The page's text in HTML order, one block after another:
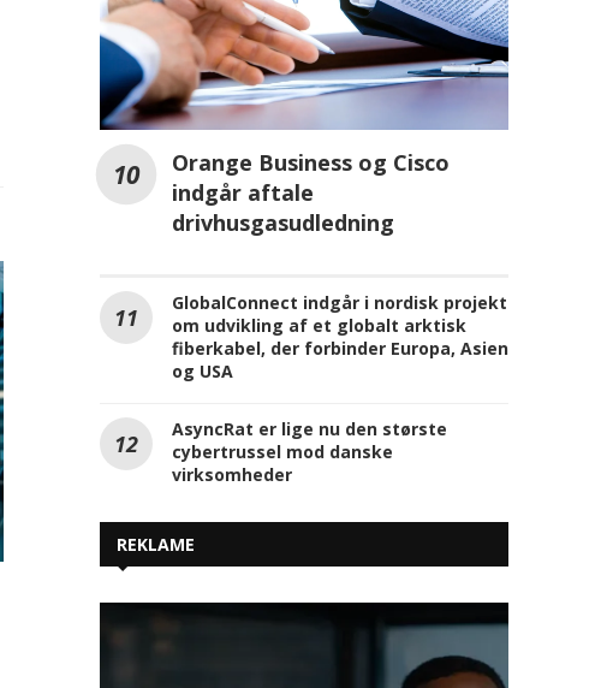
Orange Business og Cisco
indgår aftale
drivhusgasudledning
GlobalConnect indgår i nordisk projekt
og USA
cybertrussel mod danske